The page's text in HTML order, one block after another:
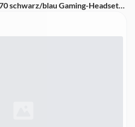
schwarz/blau Gaming-Headset